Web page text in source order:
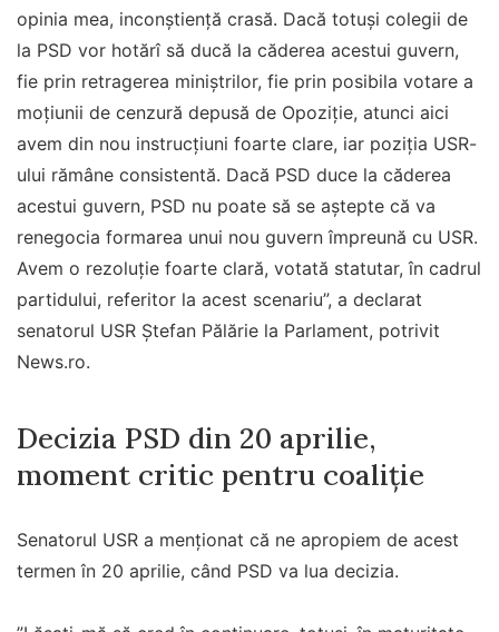
opinia mea, inconştienţă crasă. Dacă totuşi colegii de
la PSD vor hotărî să ducă la căderea acestui guvern,
fie prin retragerea miniştrilor, fie prin posibila votare a
moţiunii de cenzură depusă de Opoziţie, atunci aici
avem din nou instrucţiuni foarte clare, iar poziţia USR-
ului rămâne consistentă. Dacă PSD duce la căderea
acestui guvern, PSD nu poate să se aştepte că va
renegocia formarea unui nou guvern împreună cu USR.
Avem o rezoluţie foarte clară, votată statutar, în cadrul
partidului, referitor la acest scenariu”, a declarat
senatorul USR Ştefan Pălărie la Parlament, potrivit
News.ro.
Decizia PSD din 20 aprilie,
moment critic pentru coaliție
Senatorul USR a menţionat că ne apropiem de acest
termen în 20 aprilie, când PSD va lua decizia.